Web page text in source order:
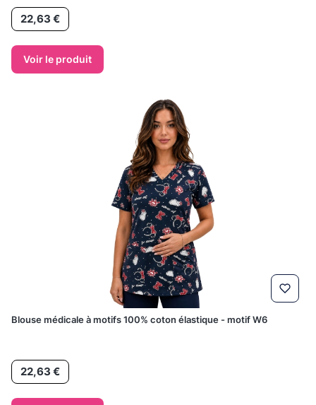
Prix22,63 €
Voir le produit
Blouse médicale à motifs 100% coton élastique - motif W6
Prix22,63 €